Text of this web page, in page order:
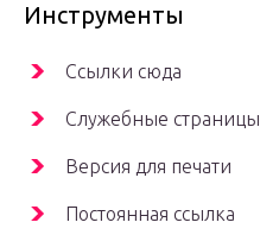
Инструменты
Ссылки сюда
Служебные страницы
Версия для печати
Постоянная ссылка